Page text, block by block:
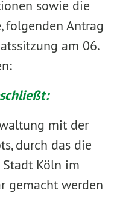
sowie die
folgenden Antrag
am 06.
mit der
durch das die
Köln im
gemacht werden